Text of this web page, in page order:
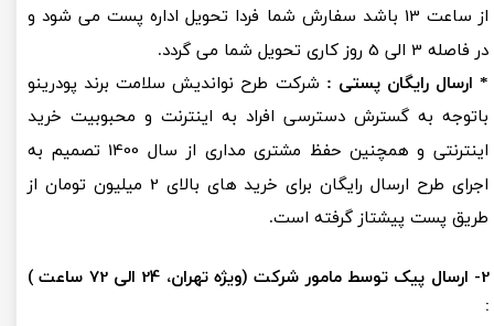
از ساعت 13 باشد سفارش شما فردا تحویل اداره پست می شود و
در فاصله 3 الی 5
روز کاری تحویل شما می گردد.
* ارسال رایگان پستی : شرکت طرح نواندیش سلامت برند پودرینو
باتوجه به گسترش دسترسی افراد به اینترنت و محبوبیت خرید
اینترنتی و همچنین حفظ مشتری مداری از سال 1400 تصمیم به
اجرای طرح ارسال رایگان برای خرید های بالای 2 میلیون
تومان از
طریق پست پیشتاز گرفته است.​​​​​​​
​2- ارسال پیک توسط مامور شرکت (ویژه تهران، 24 الی 72 ساعت )
: